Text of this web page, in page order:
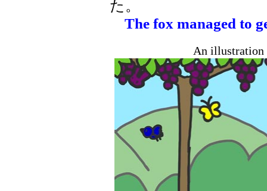
た。
The fox managed to
An